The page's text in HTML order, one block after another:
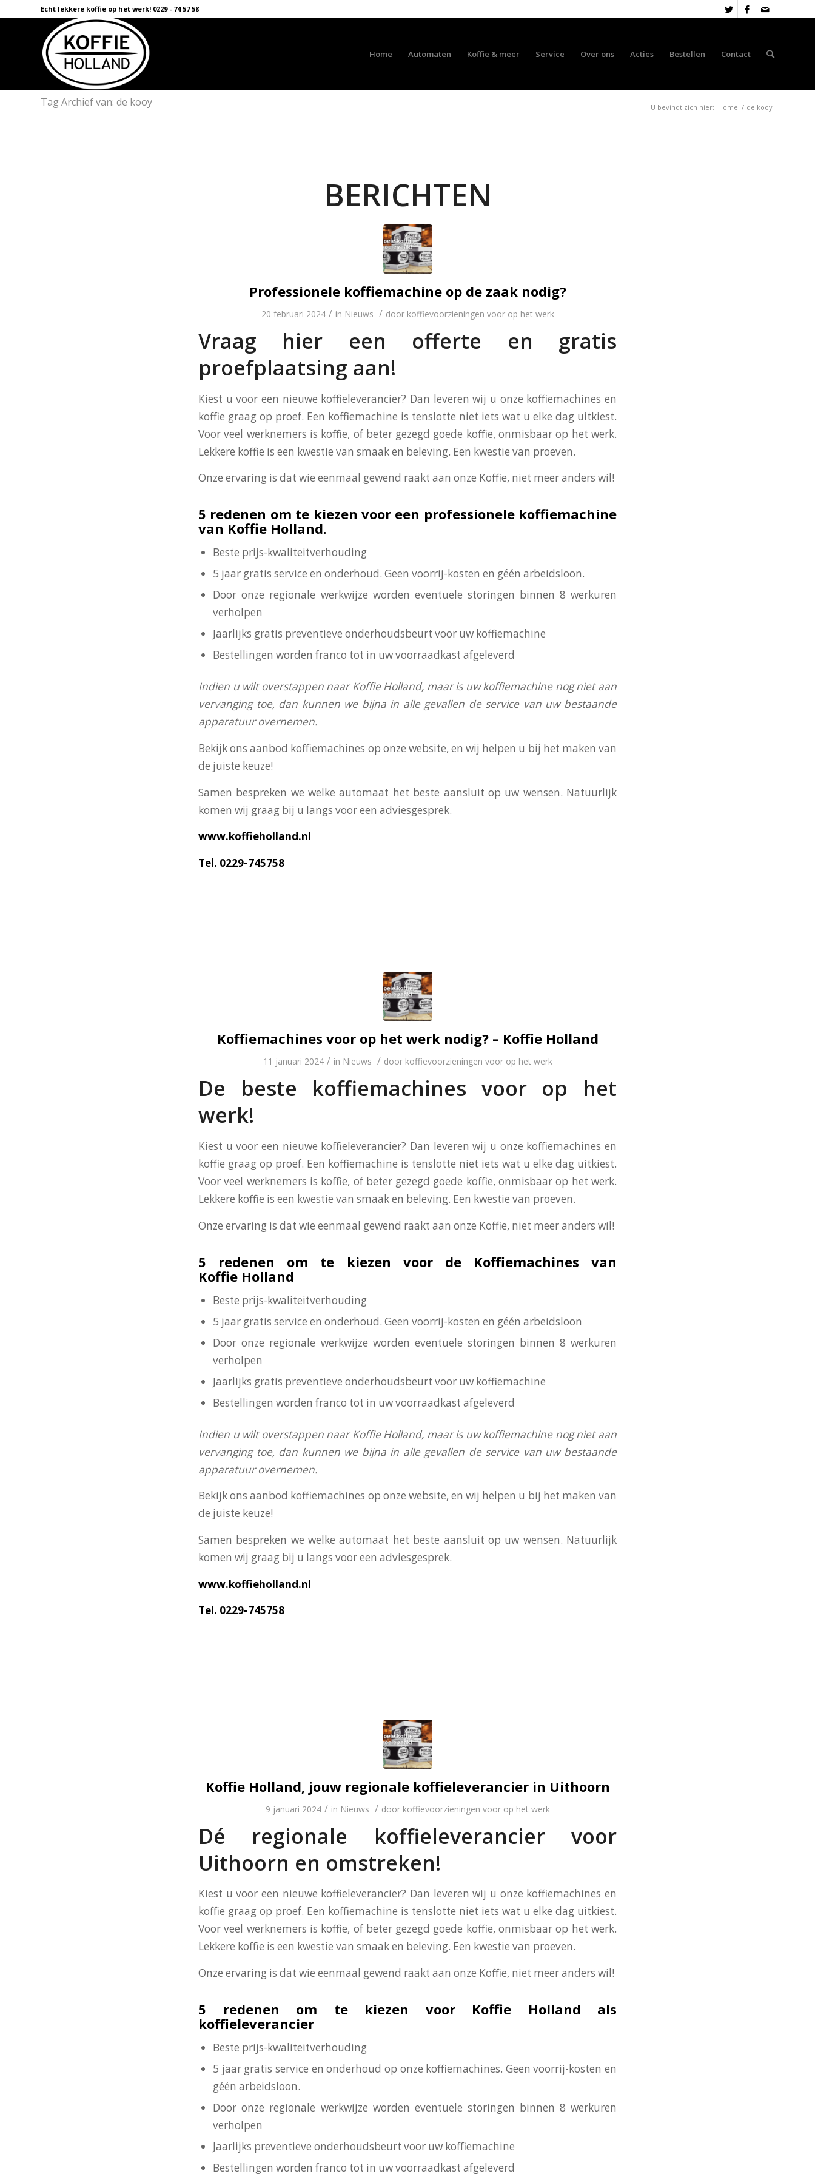
Echt lekkere koffie op het werk! 0229 - 74 57 58
Home Automaten Koffie & meer Service Over ons Acties Bestellen Contact
Tag Archief van: de kooy U bevindt zich hier: Home / de kooy
BERICHTEN
Professionele koffiemachine op de zaak nodig?
20 februari 2024 / in Nieuws / door koffievoorzieningen voor op het werk
Vraag hier een offerte en gratis
proefplaatsing aan!
Kiest u voor een nieuwe koffieleverancier? Dan leveren wij u onze koffiemachines en
koffie graag op proef. Een koffiemachine is tenslotte niet iets wat u elke dag uitkiest.
Voor veel werknemers is koffie, of beter gezegd goede koffie, onmisbaar op het werk.
Lekkere koffie is een kwestie van smaak en beleving. Een kwestie van proeven.
Onze ervaring is dat wie eenmaal gewend raakt aan onze Koffie, niet meer anders wil!
5 redenen om te kiezen voor een professionele koffiemachine
van Koffie Holland.
Beste prijs-kwaliteitverhouding
5 jaar gratis service en onderhoud. Geen voorrij-kosten en géén arbeidsloon.
Door onze regionale werkwijze worden eventuele storingen binnen 8 werkuren
verholpen
Jaarlijks gratis preventieve onderhoudsbeurt voor uw koffiemachine
Bestellingen worden franco tot in uw voorraadkast afgeleverd
Indien u wilt overstappen naar Koffie Holland, maar is uw koffiemachine nog niet aan
vervanging toe, dan kunnen we bijna in alle gevallen de service van uw bestaande
apparatuur overnemen.
Bekijk ons aanbod koffiemachines op onze website, en wij helpen u bij het maken van
de juiste keuze!
Samen bespreken we welke automaat het beste aansluit op uw wensen. Natuurlijk
komen wij graag bij u langs voor een adviesgesprek.
www.koffieholland.nl
Tel. 0229-745758
Koffiemachines voor op het werk nodig? – Koffie Holland
11 januari 2024 / in Nieuws / door koffievoorzieningen voor op het werk
De beste koffiemachines voor op het
werk!
Kiest u voor een nieuwe koffieleverancier? Dan leveren wij u onze koffiemachines en
koffie graag op proef. Een koffiemachine is tenslotte niet iets wat u elke dag uitkiest.
Voor veel werknemers is koffie, of beter gezegd goede koffie, onmisbaar op het werk.
Lekkere koffie is een kwestie van smaak en beleving. Een kwestie van proeven.
Onze ervaring is dat wie eenmaal gewend raakt aan onze Koffie, niet meer anders wil!
5 redenen om te kiezen voor de Koffiemachines van
Koffie Holland
Beste prijs-kwaliteitverhouding
5 jaar gratis service en onderhoud. Geen voorrij-kosten en géén arbeidsloon
Door onze regionale werkwijze worden eventuele storingen binnen 8 werkuren
verholpen
Jaarlijks gratis preventieve onderhoudsbeurt voor uw koffiemachine
Bestellingen worden franco tot in uw voorraadkast afgeleverd
Indien u wilt overstappen naar Koffie Holland, maar is uw koffiemachine nog niet aan
vervanging toe, dan kunnen we bijna in alle gevallen de service van uw bestaande
apparatuur overnemen.
Bekijk ons aanbod koffiemachines op onze website, en wij helpen u bij het maken van
de juiste keuze!
Samen bespreken we welke automaat het beste aansluit op uw wensen. Natuurlijk
komen wij graag bij u langs voor een adviesgesprek.
www.koffieholland.nl
Tel. 0229-745758
Koffie Holland, jouw regionale koffieleverancier in Uithoorn
9 januari 2024 / in Nieuws / door koffievoorzieningen voor op het werk
Dé regionale koffieleverancier voor
Uithoorn en omstreken!
Kiest u voor een nieuwe koffieleverancier? Dan leveren wij u onze koffiemachines en
koffie graag op proef. Een koffiemachine is tenslotte niet iets wat u elke dag uitkiest.
Voor veel werknemers is koffie, of beter gezegd goede koffie, onmisbaar op het werk.
Lekkere koffie is een kwestie van smaak en beleving. Een kwestie van proeven.
Onze ervaring is dat wie eenmaal gewend raakt aan onze Koffie, niet meer anders wil!
5 redenen om te kiezen voor Koffie Holland als
koffieleverancier
Beste prijs-kwaliteitverhouding
5 jaar gratis service en onderhoud op onze koffiemachines. Geen voorrij-kosten en
géén arbeidsloon.
Door onze regionale werkwijze worden eventuele storingen binnen 8 werkuren
verholpen
Jaarlijks preventieve onderhoudsbeurt voor uw koffiemachine
Bestellingen worden franco tot in uw voorraadkast afgeleverd